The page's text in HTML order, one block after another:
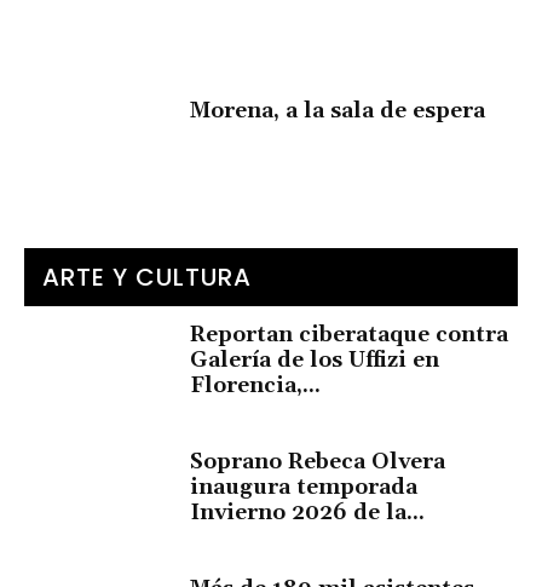
Morena, a la sala de espera
ARTE Y CULTURA
Reportan ciberataque contra
Galería de los Uffizi en
Florencia,...
Soprano Rebeca Olvera
inaugura temporada
Invierno 2026 de la...